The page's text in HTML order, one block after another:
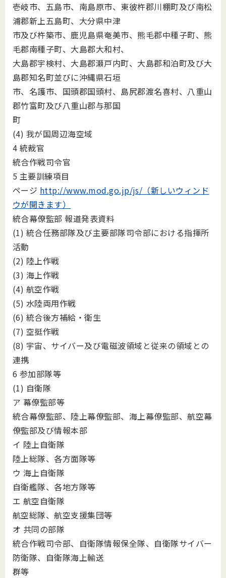
壱岐市、五島市、南島原市、東彼杵郡川棚町及び南松
浦郡新上五島町、大分県中津
市及び杵築市、鹿児島県奄美市、熊毛郡中種子町、熊
毛郡南種子町、大島郡大和村、
大島郡宇検村、大島郡瀬戸内町、大島郡和泊町及び大
島郡知名町並びに沖縄県石垣
市、名護市、国頭郡国頭村、島尻郡渡名喜村、八重山
郡竹富町及び八重山郡与那国
町
(4) 我が国周辺海空域
4 統裁官
統合作戦司令官
5 主要訓練項目
ページ http://www.mod.go.jp/js/（新しいウィンド
ウが開きます）
統合幕僚監部 報道発表資料
(1) 統合任務部隊及び主要部隊司令部における指揮所
活動
(2) 陸上作戦
(3) 海上作戦
(4) 航空作戦
(5) 水陸両用作戦
(6) 統合後方補給・衛生
(7) 空挺作戦
(8) 宇宙、サイバー及び電磁波領域と従来の領域との
連携
6 参加部隊等
(1) 自衛隊
ア 幕僚監部等
統合幕僚監部、陸上幕僚監部、海上幕僚監部、航空幕
僚監部及び情報本部
イ 陸上自衛隊
陸上総隊、各方面隊等
ウ 海上自衛隊
自衛艦隊、各地方隊等
エ 航空自衛隊
航空総隊、航空支援集団等
オ 共同の部隊
統合作戦司令部、自衛隊情報保全隊、自衛隊サイバー
防衛隊、自衛隊海上輸送
群等